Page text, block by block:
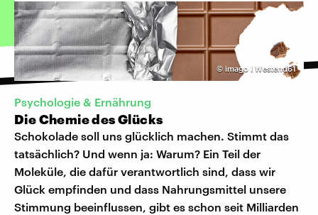
© imago I Westend61
Psychologie & Ernährung
Die Chemie des Glücks
Schokolade soll uns glücklich machen. Stimmt das
tatsächlich? Und wenn ja: Warum? Ein Teil der
Moleküle, die dafür verantwortlich sind, dass wir
Glück empfinden und dass Nahrungsmittel unsere
Stimmung beeinflussen, gibt es schon seit Milliarden